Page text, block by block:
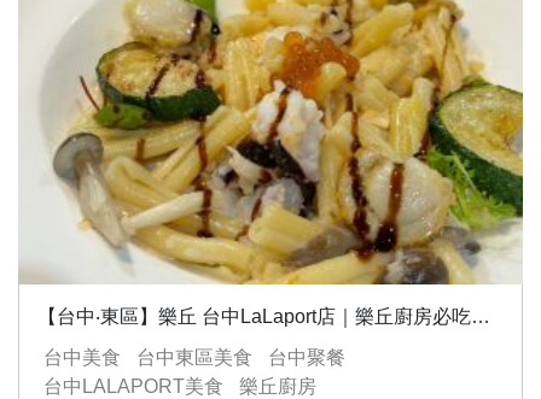
【台中‧東區】樂丘 台中LaLaport店｜樂丘廚房必吃麻花捲麵、炸物開箱！家庭聚餐超適合
台中美食
台中東區美食
台中聚餐
台中LALAPORT美食
樂丘廚房